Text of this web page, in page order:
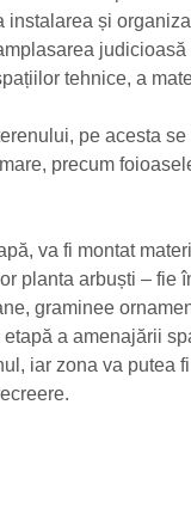
instalarea și
judicioasă
tehnice, a
pe acesta se
precum
va fi montat
planta arbuști – fie
graminee
etapă a amenajării
iar zona va putea